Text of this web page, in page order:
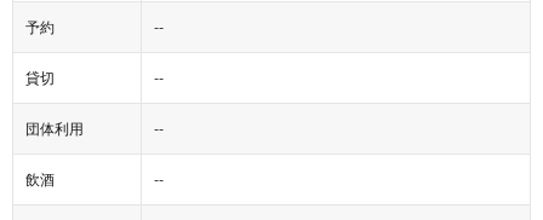
予約 --
貸切 --
団体利用 --
飲酒 --